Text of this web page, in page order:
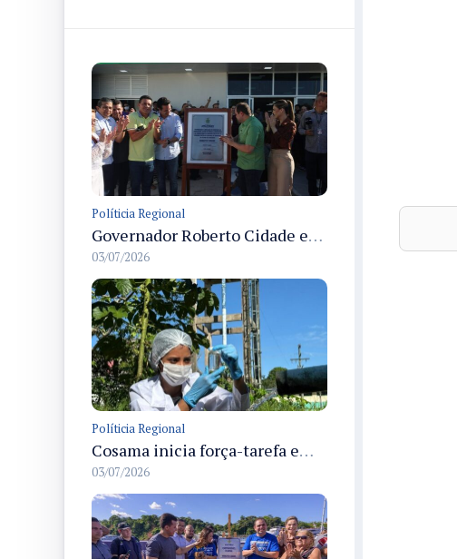
Políticia Regional
Governador Roberto Cidade entrega readequação do ambulatório da FCecon e amplia capacidade de atendimento oncológico em Manaus
03/07/2026
Políticia Regional
Cosama inicia força-tarefa em Anamã para fortalecer abastecimento de água e segurança hídrica da população
03/07/2026